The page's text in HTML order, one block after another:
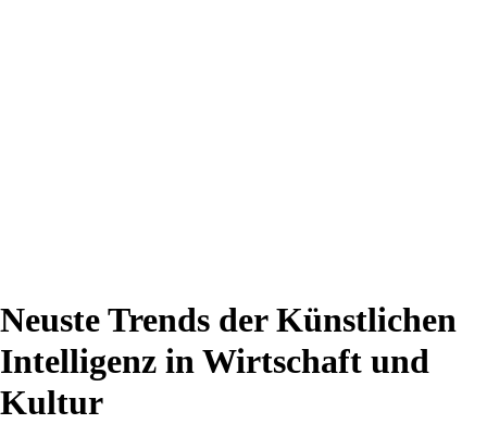
Neuste Trends der Künstlichen
Intelligenz in Wirtschaft und
Kultur